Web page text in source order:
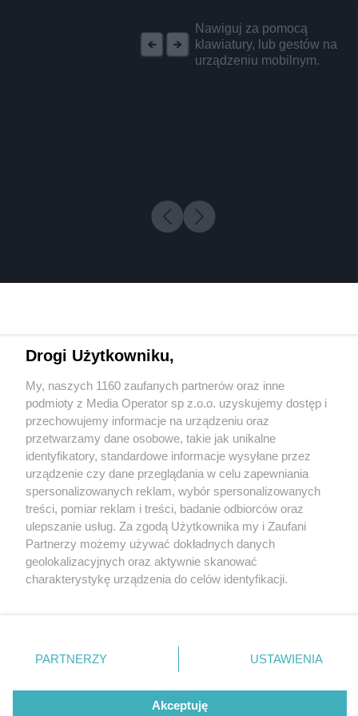
Nawiguj za pomocą
klawiatury, lub gestów na
urządzeniu mobilnym.
5 / 0
Wydawca mediów lokalnych
Nie zapomnij
zapoznać się z:
polityką prywatności
Twojemiasto
Piekary Śląskie
Chorzów
Tarnowskie Góry
Gliwice
Skontakuj sięz nami
Kontakt
Redakcja
Newsletter
Drogi Użytkowniku,
My, naszych 1160 zaufanych partnerów oraz inne
podmioty z Media Operator sp z.o.o. uzyskujemy dostęp i
przechowujemy informacje na urządzeniu oraz
przetwarzamy dane osobowe, takie jak unikalne
identyfikatory, standardowe informacje wysyłane przez
urządzenie czy dane przeglądania w celu zapewniania
spersonalizowanych reklam, wybór spersonalizowanych
treści, pomiar reklam i treści, badanie odbiorców oraz
ulepszanie usług. Za zgodą Użytkownika my i Zaufani
Partnerzy możemy używać dokładnych danych
geolokalizacyjnych oraz aktywnie skanować
charakterystykę urządzenia do celów identyfikacji.
zmienić/wycofać klikając przycisk ustawień prywatności
znajdujący się w lewym dolnym rogu strony
rodzaje przetwarzania danych nie wymagają zgody
użytkownika, ale masz prawo sprzeciwić się takiemu
PARTNERZY USTAWIENIA
Akceptuję